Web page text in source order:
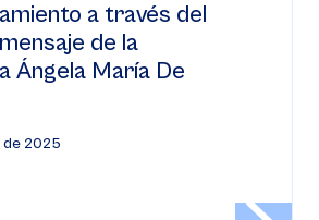
a través del
de la
Ángela María De
2025